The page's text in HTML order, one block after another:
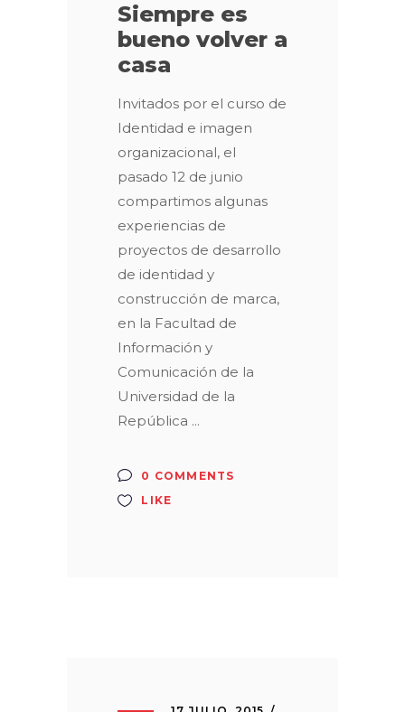
Siempre es
bueno volver a
casa
Invitados por el curso de
Identidad e imagen
organizacional, el
pasado 12 de junio
compartimos algunas
experiencias de
proyectos de desarrollo
de identidad y
construcción de marca,
en la Facultad de
Información y
Comunicación de la
Universidad de la
República
0 COMMENTS
LIKE